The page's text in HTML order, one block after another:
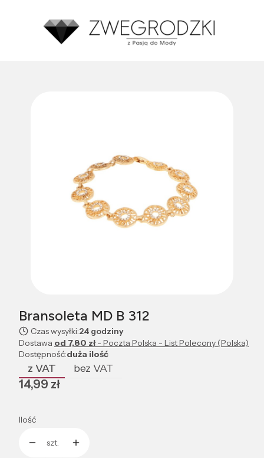
Bransoleta MD B 312
Czas wysyłki:24 godziny
Dostawa od 7,80 zł- Poczta Polska - List Polecony (Polska)
Dostępność:duża ilość
z VAT bez VAT
Cena
14,99 zł
Ilość
szt.
Made with GetReview